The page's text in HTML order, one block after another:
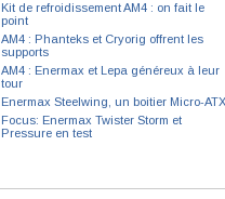
Kit de refroidissement AM4 : on fait le
point
AM4 : Phanteks et Cryorig offrent les
supports
AM4 : Enermax et Lepa généreux à leur
tour
Enermax Steelwing, un boitier Micro-ATX
Focus: Enermax Twister Storm et
Pressure en test